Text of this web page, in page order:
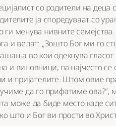
со родители на
ја споредуваат со
менува нивните
и велат: „Зошто Бог ми го
во кои одекнува
и виновници, па најчесто
и пријателите. Штом овие
да го прифатиме
може да биде место каде
што и Бог ви прости во